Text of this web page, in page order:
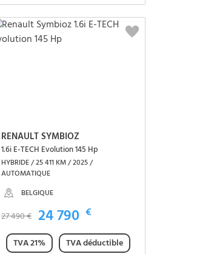
Voir le véhicule
RENAULT SYMBIOZ
1.6i E-TECH Evolution 145 Hp
HYBRIDE / 25 411 KM / 2025 /
AUTOMATIQUE
BELGIQUE
27 490 € 24 790 €
TVA 21%
TVA déductible